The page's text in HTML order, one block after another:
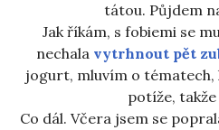
tátou. Půjdem
Jak říkám, s fobiemi se
nechala vytrhnout pět
jogurt, mluvím o
potíže,
Co dál. Včera jsem se